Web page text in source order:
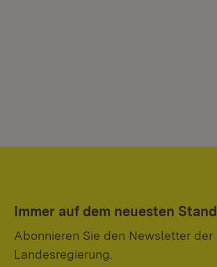
Immer auf dem neuesten Stand
Abonnieren Sie den Newsletter der
Landesregierung.